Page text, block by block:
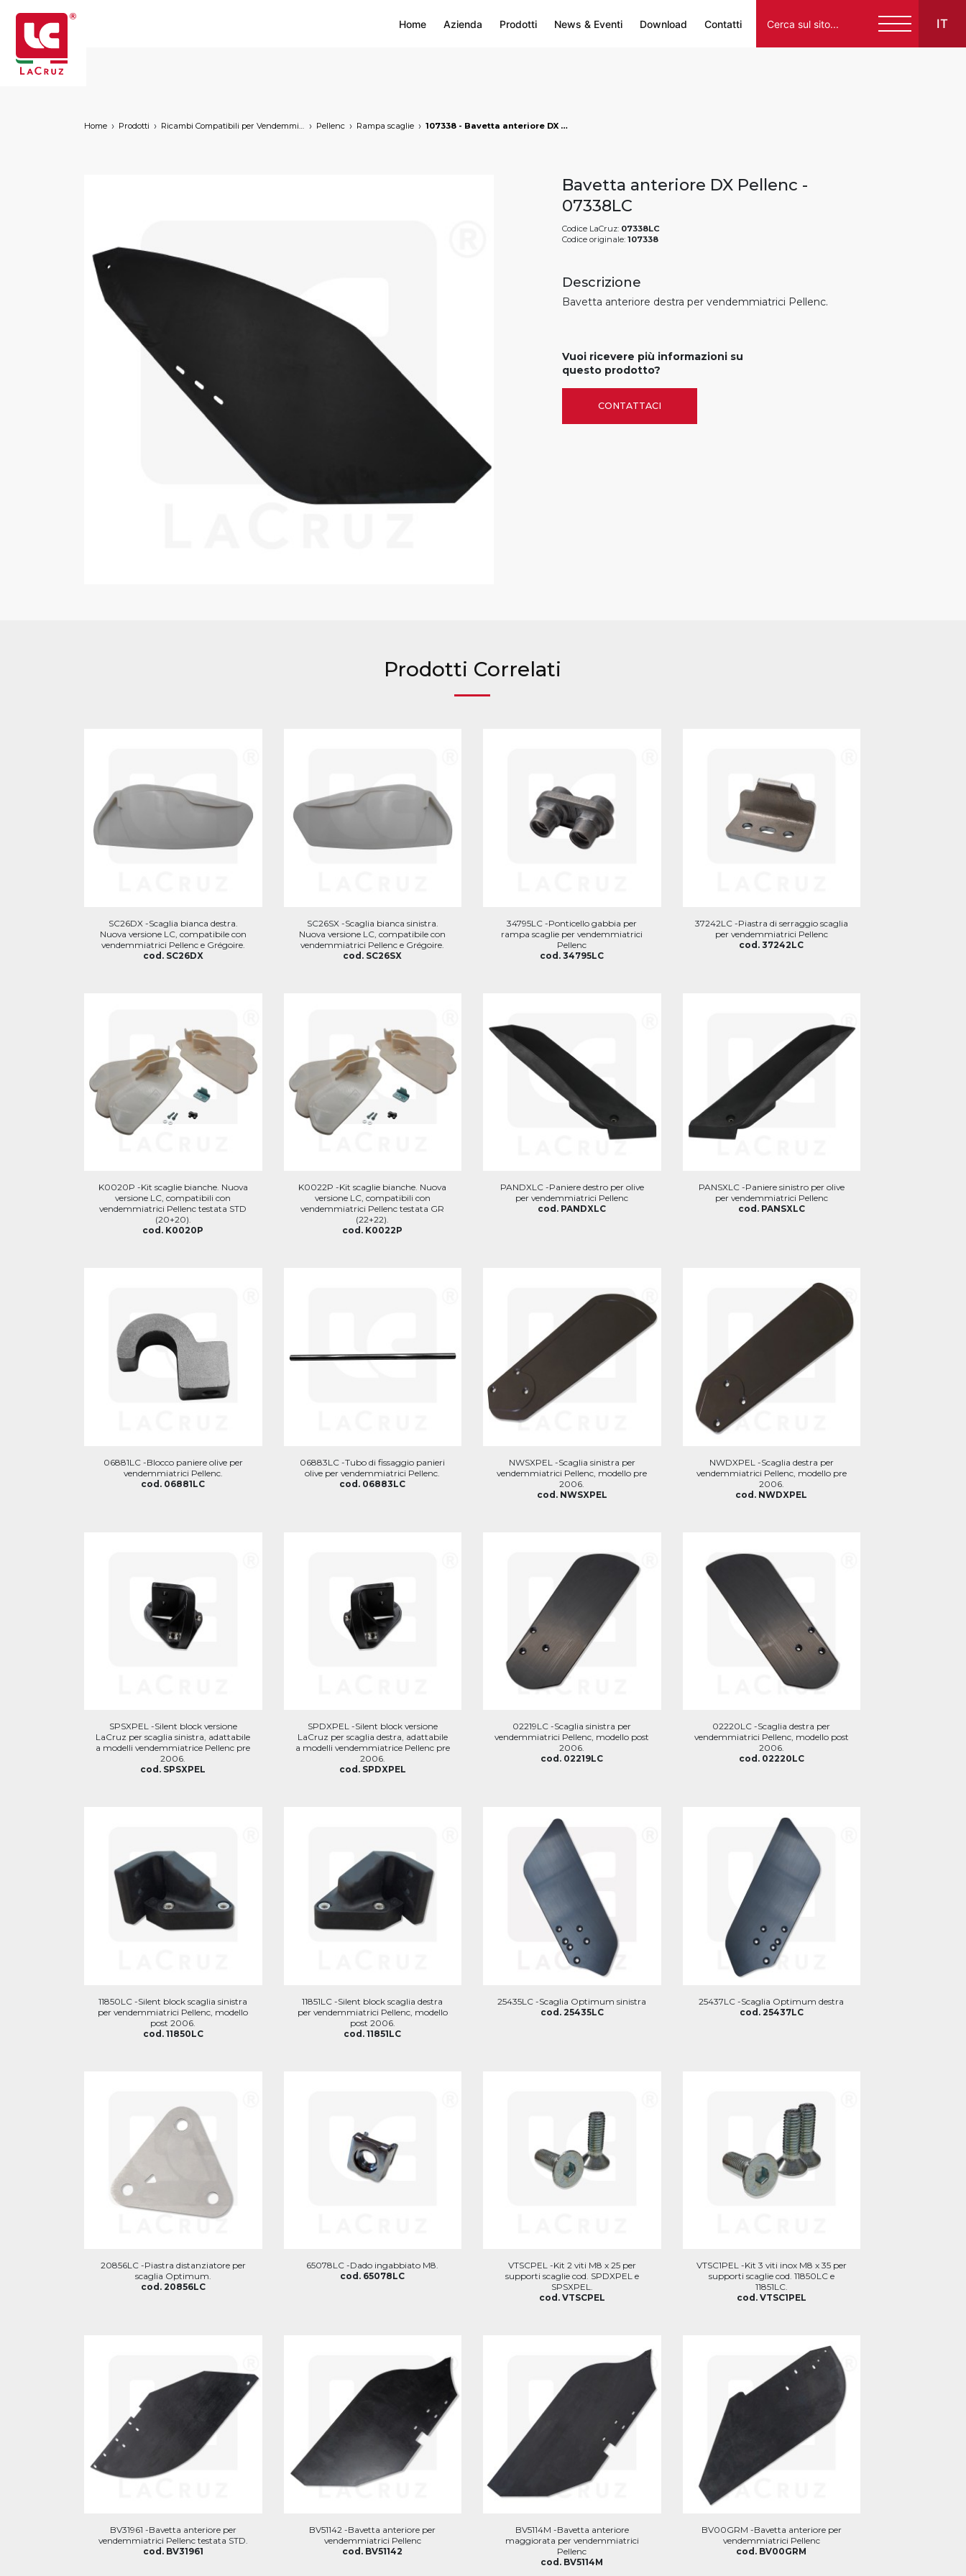
Home Azienda Prodotti News & Eventi Download Contatti IT
Home Prodotti Ricambi Compatibili per Vendemmiatrici a Marchio Pellenc Rampa scaglie 107338 - Bavetta anteriore DX Pellenc, markets: []string{"A", "B", "AU"}
Bavetta anteriore DX Pellenc -
07338LC
Codice LaCruz: 07338LC
Codice originale: 107338
Descrizione
Bavetta anteriore destra per vendemmiatrici Pellenc.
Vuoi ricevere più informazioni su
questo prodotto?
CONTATTACI
Prodotti Correlati
SC26DX -Scaglia bianca destra.
Nuova versione LC, compatibile con
vendemmiatrici Pellenc e Grégoire.
cod. SC26DX
SC26SX -Scaglia bianca sinistra.
Nuova versione LC, compatibile con
vendemmiatrici Pellenc e Grégoire.
cod. SC26SX
34795LC -Ponticello gabbia per
rampa scaglie per vendemmiatrici
Pellenc
cod. 34795LC
37242LC -Piastra di serraggio scaglia
per vendemmiatrici Pellenc
cod. 37242LC
K0020P -Kit scaglie bianche. Nuova
versione LC, compatibili con
vendemmiatrici Pellenc testata STD
(20+20).
cod. K0020P
K0022P -Kit scaglie bianche. Nuova
versione LC, compatibili con
vendemmiatrici Pellenc testata GR
(22+22).
cod. K0022P
PANDXLC -Paniere destro per olive
per vendemmiatrici Pellenc
cod. PANDXLC
PANSXLC -Paniere sinistro per olive
per vendemmiatrici Pellenc
cod. PANSXLC
06881LC -Blocco paniere olive per
vendemmiatrici Pellenc.
cod. 06881LC
06883LC -Tubo di fissaggio panieri
olive per vendemmiatrici Pellenc.
cod. 06883LC
NWSXPEL -Scaglia sinistra per
vendemmiatrici Pellenc, modello pre
2006.
cod. NWSXPEL
NWDXPEL -Scaglia destra per
vendemmiatrici Pellenc, modello pre
2006.
cod. NWDXPEL
SPSXPEL -Silent block versione
LaCruz per scaglia sinistra, adattabile
a modelli vendemmiatrice Pellenc pre
2006.
cod. SPSXPEL
SPDXPEL -Silent block versione
LaCruz per scaglia destra, adattabile
a modelli vendemmiatrice Pellenc pre
2006.
cod. SPDXPEL
02219LC -Scaglia sinistra per
vendemmiatrici Pellenc, modello post
2006.
cod. 02219LC
02220LC -Scaglia destra per
vendemmiatrici Pellenc, modello post
2006.
cod. 02220LC
11850LC -Silent block scaglia sinistra
per vendemmiatrici Pellenc, modello
post 2006.
cod. 11850LC
11851LC -Silent block scaglia destra
per vendemmiatrici Pellenc, modello
post 2006.
cod. 11851LC
25435LC -Scaglia Optimum sinistra
cod. 25435LC
25437LC -Scaglia Optimum destra
cod. 25437LC
20856LC -Piastra distanziatore per
scaglia Optimum.
cod. 20856LC
65078LC -Dado ingabbiato M8.
cod. 65078LC
VTSCPEL -Kit 2 viti M8 x 25 per
supporti scaglie cod. SPDXPEL e
SPSXPEL.
cod. VTSCPEL
VTSC1PEL -Kit 3 viti inox M8 x 35 per
supporti scaglie cod. 11850LC e
11851LC.
cod. VTSC1PEL
BV31961 -Bavetta anteriore per
vendemmiatrici Pellenc testata STD.
cod. BV31961
BV51142 -Bavetta anteriore per
vendemmiatrici Pellenc
cod. BV51142
BV5114M -Bavetta anteriore
maggiorata per vendemmiatrici
Pellenc
cod. BV5114M
BV00GRM -Bavetta anteriore per
vendemmiatrici Pellenc
cod. BV00GRM